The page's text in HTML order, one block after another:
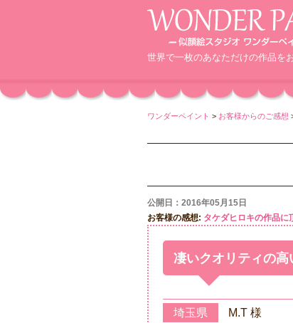
世界で一枚のあなただけの作品を
ワンダーペイント > お客様からのご感想
公開日：2016年05月15日
お客様の感想: タケダヒロキの作品に
凄いクオリティの高
埼玉県 M.T 様